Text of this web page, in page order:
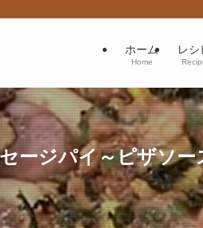
ホーム
Home
レシ
ージパイ～ピザソ